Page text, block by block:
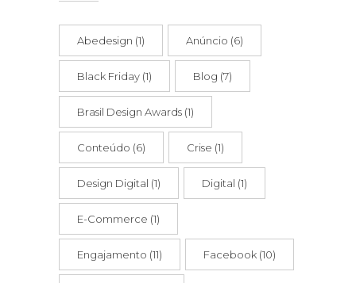
Abedesign (1) Anúncio (6)
Black Friday (1) Blog (7)
Brasil Design Awards (1)
Conteúdo (6) Crise (1)
Design Digital (1) Digital (1)
E-Commerce (1)
Engajamento (11) Facebook (10)